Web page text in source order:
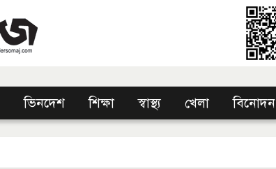
ভিনদেশ শিক্ষা স্বাস্থ্য খেলা বিনোদন